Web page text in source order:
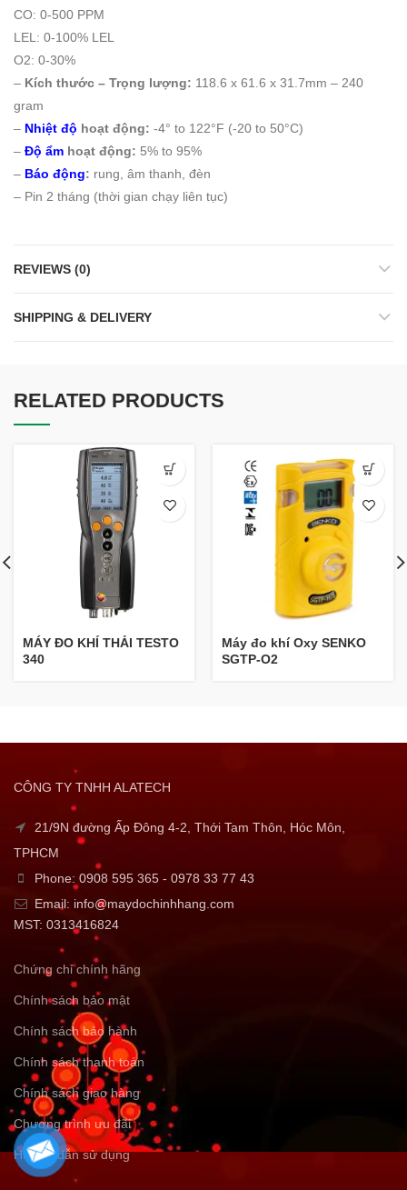
CO: 0-500 PPM
LEL: 0-100% LEL
O2: 0-30%
– Kích thước – Trọng lượng: 118.6 x 61.6 x 31.7mm – 240
gram
– Nhiệt độ hoạt động: -4° to 122°F (-20 to 50°C)
– Độ ẩm hoạt động: 5% to 95%
– Báo động: rung, âm thanh, đèn
– Pin 2 tháng (thời gian chạy liên tục)
REVIEWS (0)
SHIPPING & DELIVERY
RELATED PRODUCTS
MÁY ĐO KHÍ THẢI TESTO
340
Máy đo khí Oxy SENKO
SGTP-O2
CÔNG TY TNHH ALATECH
21/9N đường Ấp Đông 4-2, Thới Tam Thôn, Hóc Môn,
TPHCM
Phone: 0908 595 365 - 0978 33 77 43
Email: info@maydochinhhang.com
MST: 0313416824
Chứng chỉ chính hãng
Chính sách bảo mật
Chính sách bảo hành
Chính sách thanh toán
Chính sách giao hàng
Chương trình ưu đãi
Hướng dẫn sử dụng